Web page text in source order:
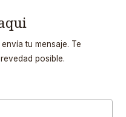
tu mensaje. Te
posible.